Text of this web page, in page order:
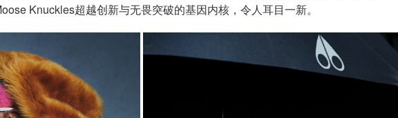
Knuckles超越创新与无畏突破的基因内核，令人耳目一新。